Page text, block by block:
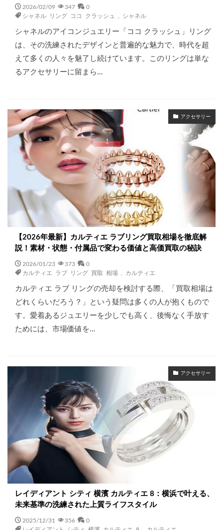
2026/02/09 347
0
シャネル リング ココ クラッシュ
シャネル
シャネルのアイコンジュエリー「ココ クラッシュ」リング
は、その洗練されたデザインと普遍的な魅力で、時代を超
えて多くの人々を魅了し続けています。このリングは単な
るアクセサリーに留まら…
アクセサリー
【2026年最新】カルティエ ラブリング買取相場を徹底解
説！素材・状態・付属品で変わる価値と高価買取の秘訣
2026/01/23 373
0
カルティエ ラブ リング 買取 相場, カルティエ
カルティエ ラブ リングの売却を検討する際、「買取相場は
どれくらいだろう？」という疑問は多くの人が抱くもので
す。愛着あるジュエリーを少しでも高く、後悔なく手放す
ためには、市場価値を…
アクセサリー
レイディアント シティ 横濱 カルティエ 8：横浜で叶える、
未来基準の洗練された上質ライフスタイル
2025/12/31 356
0